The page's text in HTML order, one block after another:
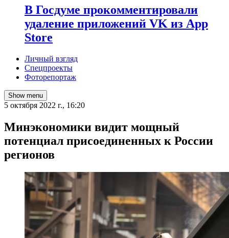
В Госдуме прокомментировали
удаление приложений VK из App
Store
Личный взгляд
Спецпроекты
Фоторепортаж
Show menu
5 октября 2022 г., 16:20
Минэкономики видит мощный
потенциал присоединенных к России
регионов